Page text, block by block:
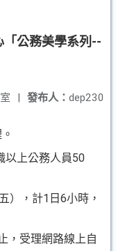
「公務美學系列--
發布人： dep230
|
以上公務人員50
），計1日6小時，
，受理網路線上自